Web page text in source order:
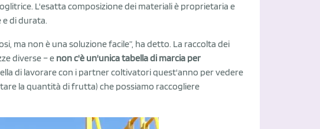
L'esatta composizione dei materiali è proprietaria e
e di durata.
ma non è una soluzione facile”, ha detto. La raccolta dei
diverse – e non c'è un'unica tabella di marcia per
di lavorare con i partner coltivatori quest'anno per vedere
la quantità di frutta) che possiamo raccogliere